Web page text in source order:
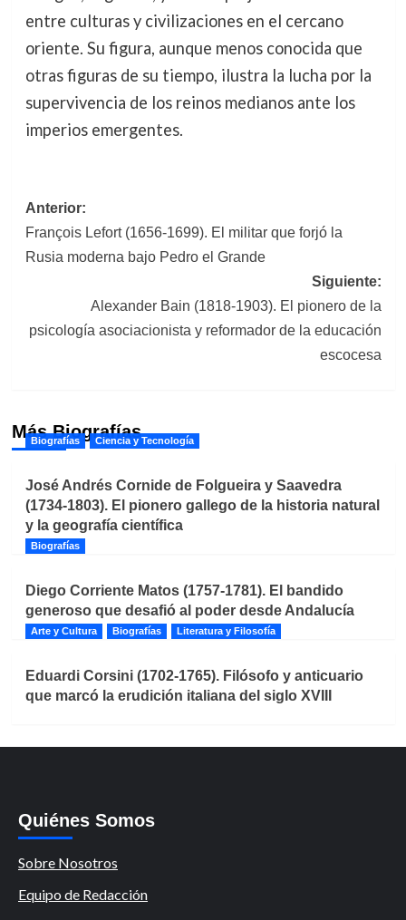
entre culturas y civilizaciones en el cercano
oriente. Su figura, aunque menos conocida que
otras figuras de su tiempo, ilustra la lucha por la
supervivencia de los reinos medianos ante los
imperios emergentes.
Navegación
de
Anterior:
François Lefort (1656-1699). El militar que forjó la
Rusia moderna bajo Pedro el Grande
Siguiente:
Alexander Bain (1818-1903). El pionero de la
psicología asociacionista y reformador de la educación
escocesa
Más Biografías
Biografías Ciencia y Tecnología
José Andrés Cornide de Folgueira y Saavedra
(1734-1803). El pionero gallego de la historia natural
y la geografía científica
Biografías
Diego Corriente Matos (1757-1781). El bandido
generoso que desafió al poder desde Andalucía
Arte y Cultura Biografías Literatura y Filosofía
Eduardi Corsini (1702-1765). Filósofo y anticuario
que marcó la erudición italiana del siglo XVIII
Quiénes Somos
Sobre Nosotros
Equipo de Redacción